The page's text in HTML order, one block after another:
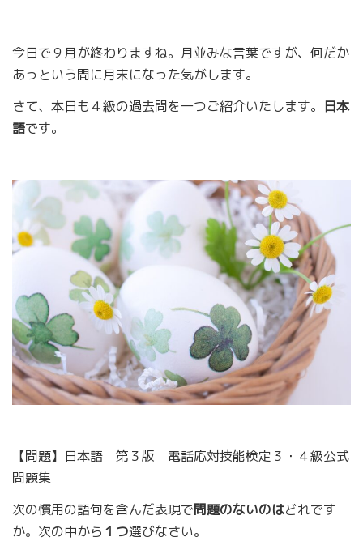
今日で９月が終わりますね。月並みな言葉ですが、何だか
あっという間に月末になった気がします。
さて、本日も４級の過去問を一つご紹介いたします。 日本
語です。
【問題】日本語 第３版 電話応対技能検定３・４級公式
問題集
次の慣用の語句を含んだ表現で問題のないのはどれです
か。次の中から １つ選びなさい。